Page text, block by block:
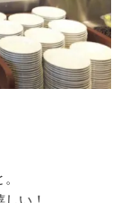
い！